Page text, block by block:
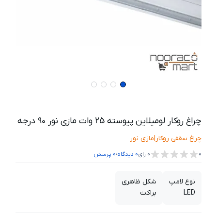
چراغ روکار لومیلاین پیوسته 25 وات مازی نور 90 درجه
چراغ سقفی روکار|مازی نور
0
0 رای0 دیدگاه،0 پرسش
نوع لامپ
LED
شکل ظاهری
براکت